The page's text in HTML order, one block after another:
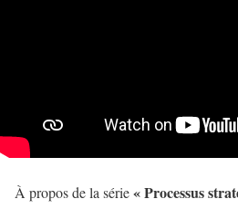
À propos de la série« Processus